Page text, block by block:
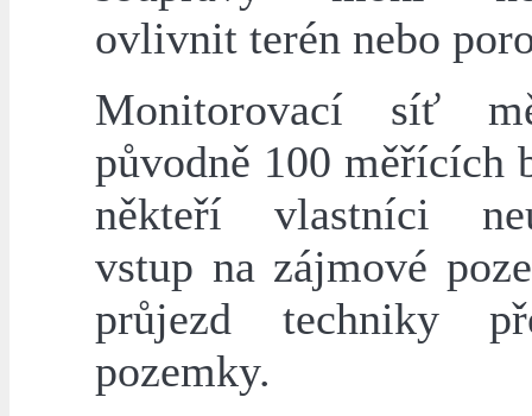
ovlivnit terén nebo
Monitorovací síť
původně 100 měřících
někteří vlastníci
vstup na zájmové
průjezd techniky
pozemky.